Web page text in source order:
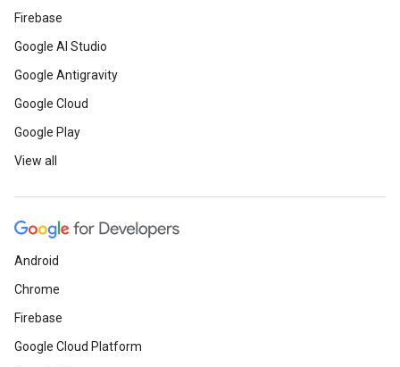
Firebase
Google AI Studio
Google Antigravity
Google Cloud
Google Play
View all
Android
Chrome
Firebase
Google Cloud Platform